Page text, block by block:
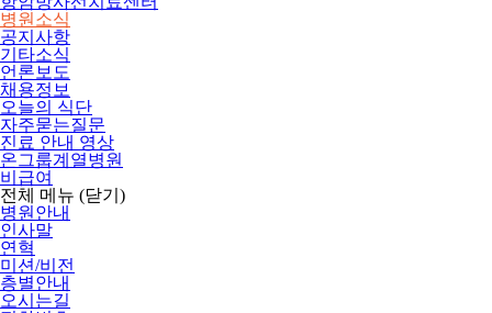
병원소식
공지사항
기타소식
언론보도
채용정보
오늘의 식단
자주묻는질문
진료 안내 영상
온그룹계열병원
비급여
전체 메뉴 (닫기)
병원안내
인사말
연혁
미션/비전
층별안내
오시는길